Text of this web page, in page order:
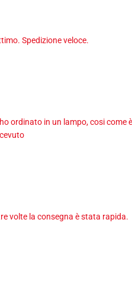
Spedizione veloce.
ordinato in un lampo, cosi come
volte la consegna è stata rapida.